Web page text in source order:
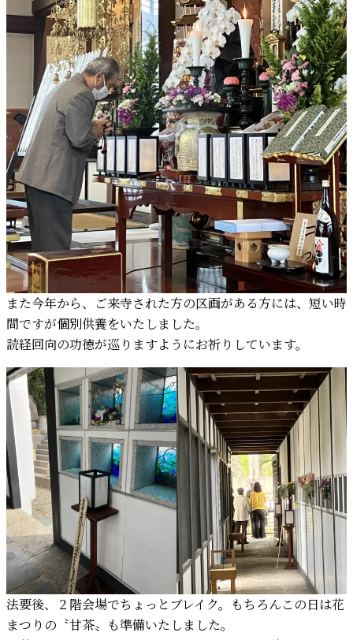
また今年から、ご来寺された方の区画がある方には、短い時
間ですが個別供養をいたしました。
読経回向の功徳が巡りますようにお祈りしています。
法要後、２階会場でちょっとブレイク。もちろんこの日は花
まつりの〝甘茶〟も準備いたしました。